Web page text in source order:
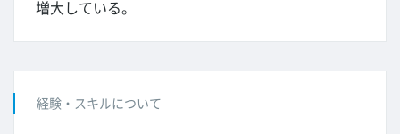
増大している。
経験・スキルについて